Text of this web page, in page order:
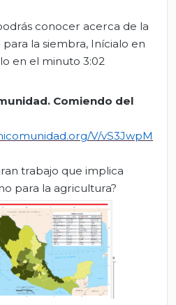
conocer acerca de la
la siembra, Inícialo en
en el minuto 3:02
Comiendo del
V/vS3JwpM
trabajo que implica
para la agricultura?